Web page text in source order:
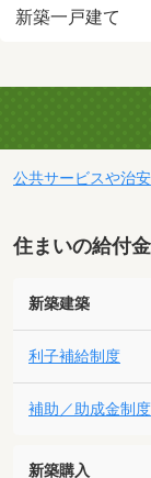
新築一戸建て
公共サービスや治安
住まいの給付
新築建築
利子補給制度
補助／助成金制度
新築購入